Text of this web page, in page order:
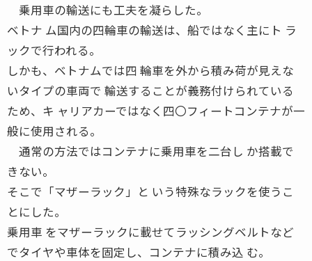
乗用車の輸送にも工夫を凝らした。
ベトナ ム国内の四輪車の輸送は、船ではなく主にト ラ
ックで行われる。
しかも、ベトナムでは四 輪車を外から積み荷が見えな
いタイプの車両で 輸送することが義務付けられている
ため、キ ャリアカーではなく四〇フィートコンテナが一
般に使用される。
通常の方法ではコンテナに乗用車を二台し か搭載で
きない。
そこで「マザーラック」と いう特殊なラックを使うこ
とにした。
乗用車 をマザーラックに載せてラッシングベルトなど
でタイヤや車体を固定し、コンテナに積み込 む。